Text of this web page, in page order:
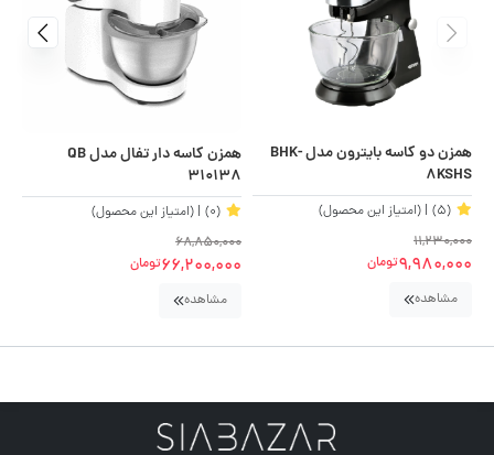
همزن دو کاسه بایترون مدل BHK-
8KSHS
(5)
| (امتیاز این محصول)
11,230,000
9,980,000تومان
مشاهده
همزن کاسه دار تفال مدل QB
310138
(0)
| (امتیاز این محصول)
68,850,000
66,200,000تومان
مشاهده